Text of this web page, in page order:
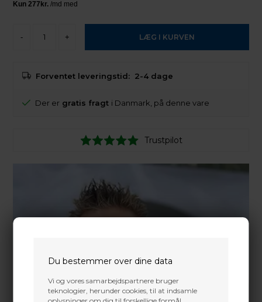
Du bestemmer over dine data
Vi og vores samarbejdspartnere bruger
teknologier, herunder cookies, til at indsamle
- +
Forventet leveringstid: 2-4 dage
Der er gratis fragt i Danmark, på denne vare
Trustpilot